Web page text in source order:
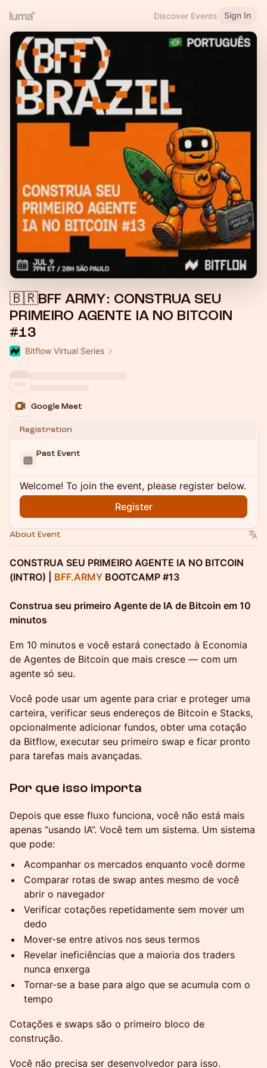
Discover Events Sign In
🇧🇷BFF ARMY: CONSTRUA SEU
PRIMEIRO AGENTE IA NO BITCOIN
#13
Bitflow Virtual Series
Google Meet
Registration
Past Event
Welcome! To join the event, please register below.
Register
About Event
CONSTRUA SEU PRIMEIRO AGENTE IA NO BITCOIN
(INTRO) | BFF.ARMY BOOTCAMP #13
Construa seu primeiro Agente de IA de Bitcoin em 10
minutos
Em 10 minutos e você estará conectado à Economia
de Agentes de Bitcoin que mais cresce — com um
agente só seu.
Você pode usar um agente para criar e proteger uma
carteira, verificar seus endereços de Bitcoin e Stacks,
opcionalmente adicionar fundos, obter uma cotação
da Bitflow, executar seu primeiro swap e ficar pronto
para tarefas mais avançadas.
Por que isso importa
Depois que esse fluxo funciona, você não está mais
apenas “usando IA”. Você tem um sistema. Um sistema
que pode:
Acompanhar os mercados enquanto você dorme
Comparar rotas de swap antes mesmo de você
abrir o navegador
Verificar cotações repetidamente sem mover um
dedo
Mover-se entre ativos nos seus termos
Revelar ineficiências que a maioria dos traders
nunca enxerga
Tornar-se a base para algo que se acumula com o
tempo
Cotações e swaps são o primeiro bloco de
construção.
Você não precisa ser desenvolvedor para isso.